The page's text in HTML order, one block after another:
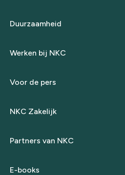
Duurzaamheid
Werken bij NKC
Voor de pers
NKC Zakelijk
Partners van NKC
E-books